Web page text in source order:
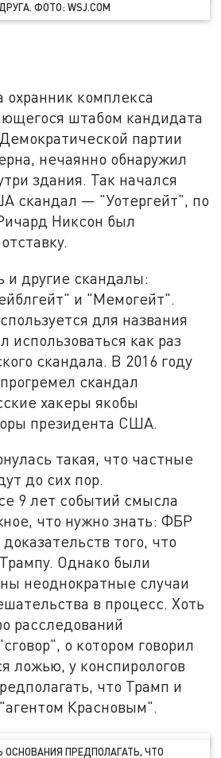
ФОТО: WSJ.COM
охранник комплекса
штабом кандидата
партии
нечаянно обнаружил
здания. Так начался
скандал — "Уотергейт", по
Никсон был
другие скандалы:
и "Мемогейт".
для названия
использоваться как раз
скандала. В 2016 году
скандал
хакеры якобы
президента США.
такая, что частные
до сих пор.
9 лет событий смысла
что нужно знать: ФБР
того, что
Однако были
неоднократные случаи
в процесс. Хоть
расследований
о котором говорил
ложью, у конспирологов
что Трамп и
Красновым".
ОСНОВАНИЯ ПРЕДПОЛАГАТЬ, ЧТО